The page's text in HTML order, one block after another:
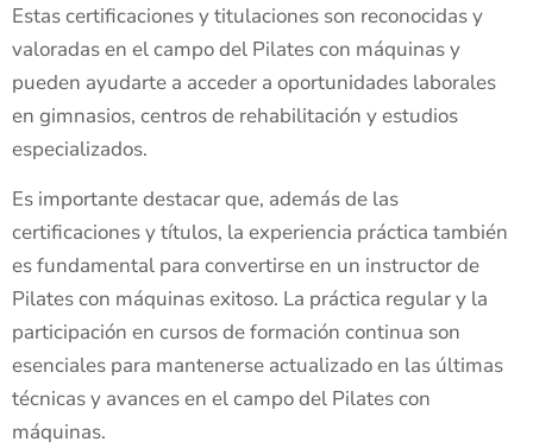
Estas certificaciones y titulaciones son reconocidas y
valoradas en el campo del Pilates con máquinas y
pueden ayudarte a acceder a oportunidades laborales
en gimnasios, centros de rehabilitación y estudios
especializados.
Es importante destacar que, además de las
certificaciones y títulos, la experiencia práctica también
es fundamental para convertirse en un instructor de
Pilates con máquinas exitoso. La práctica regular y la
participación en cursos de formación continua son
esenciales para mantenerse actualizado en las últimas
técnicas y avances en el campo del Pilates con
máquinas.